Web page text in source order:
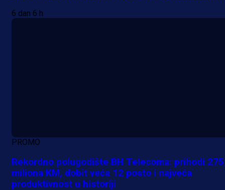
6 dan 6 h
PROMO
Rekordno polugodište BH Telecoma: prihodi
miliona KM, dobit veća 12 posto i najveća
produktivnost u historiji